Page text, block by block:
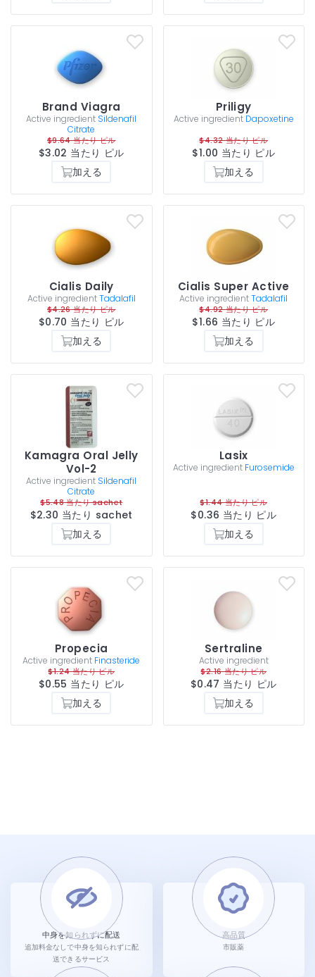
Brand Viagra
Active ingredient Sildenafil
Citrate
$9.64 当たり ピル
$3.02 当たり ピル
加える
Priligy
Active ingredient Dapoxetine
$4.32 当たり ピル
$1.00 当たり ピル
加える
Cialis Daily
Active ingredientTadalafil
$4.26 当たり ピル
$0.70 当たり ピル
加える
Cialis Super Active
Active ingredientTadalafil
$4.92 当たり ピル
$1.66 当たり ピル
加える
Kamagra Oral Jelly
Vol-2
Active ingredient Sildenafil
Citrate
$5.48 当たり sachet
$2.30 当たり sachet
加える
Lasix
Active ingredient Furosemide
$1.44 当たり ピル
$0.36 当たり ピル
加える
Propecia
Active ingredient Finasteride
$1.24 当たり ピル
$0.55 当たり ピル
加える
Sertraline
Active ingredient
$2.16 当たり ピル
$0.47 当たり ピル
加える
中身を知られずに配送
追加料金なしで中身を知られずに配
送できるサービス
高品質
市販薬